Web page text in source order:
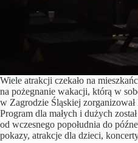
Wiele atrakcji czekało na
na pożegnanie wakacji, którą w
w Zagrodzie Śląskiej
Program dla małych i dużych
od wczesnego popołudnia do
pokazy, atrakcje dla dzieci,